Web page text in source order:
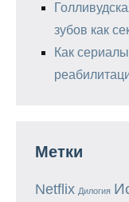
зубов как
Как
Метки
Netflix Дилогия